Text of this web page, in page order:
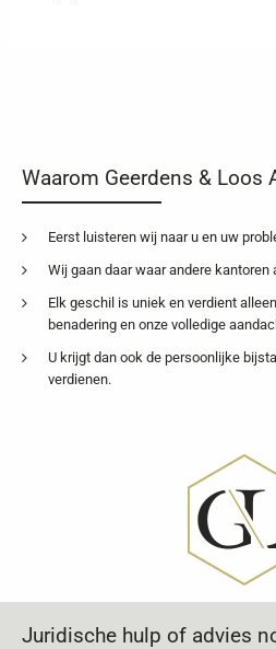
Waarom Geerdens & Loos
Eerst luisteren wij naar u en uw
Wij gaan daar waar andere kantoren
Elk geschil is uniek en verdient
benadering en onze volledige
U krijgt dan ook de persoonlijke
verdienen.
Juridische hulp of advies